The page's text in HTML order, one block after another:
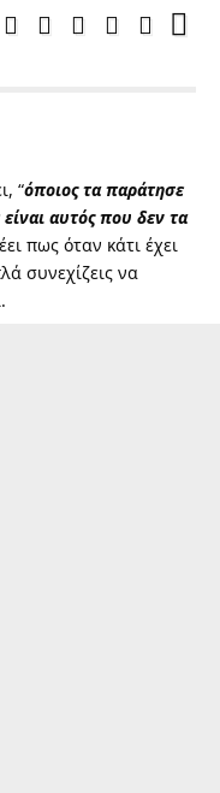
“όποιος τα παράτησε
αυτός που δεν τα
πως όταν κάτι έχει
συνεχίζεις να